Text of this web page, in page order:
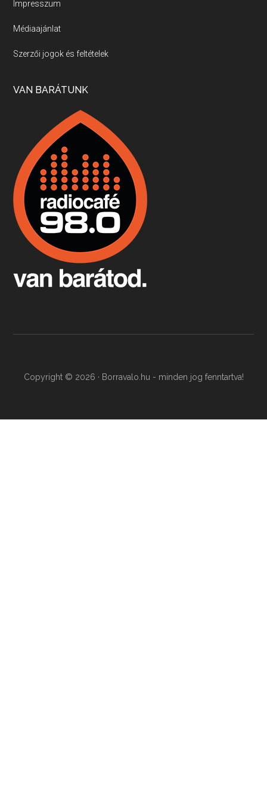
Villány, kékfrankos, Jackfall
Apr 17, 2026 • 00:35:38
Boston, teadélután, bab és homár
Apr 9, 2026 • 00:37:17
Fermentáljunk, a testünk meghálálja!
Apr 3, 2026 • 00:36:07
Impresszum
Médiaajánlat
Szerzői jogok és feltételek
VAN BARÁTUNK
Copyright © 2026 · Borravalo.hu - minden jog fenntartva!